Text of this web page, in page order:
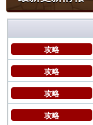
攻略
攻略
攻略
攻略